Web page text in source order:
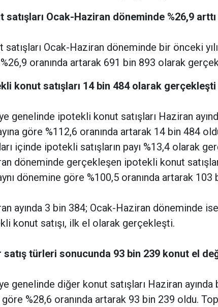
satışları Ocak-Haziran döneminde %26,9 arttı
satışları Ocak-Haziran döneminde bir önceki
oranında artarak 691 bin 893 olarak
konut satışları 14 bin 484 olarak gerçekleşti
genelinde ipotekli konut satışları Haziran
göre %112,6 oranında artarak 14 bin 484
içinde ipotekli satışların payı %13,4 olarak
döneminde gerçekleşen ipotekli konut
dönemine göre %100,5 oranında artarak 103
ayında 3 bin 384; Ocak-Haziran döneminde
konut satışı, ilk el olarak gerçekleşti.
satış türleri sonucunda 93 bin 239 konut el
genelinde diğer konut satışları Haziran ayında
göre %28,6 oranında artarak 93 bin 239 oldu.